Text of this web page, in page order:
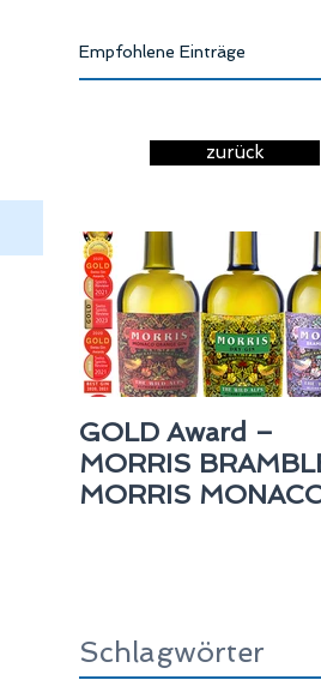
zurück
Empfohlene Einträge
GOLD Award –
MORRIS
MORRIS
Schlagwörter